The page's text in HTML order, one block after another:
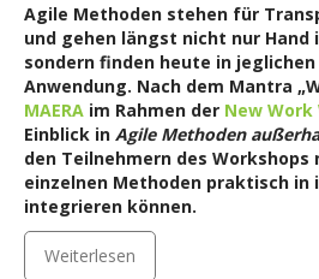
Agile Methoden stehen für
und gehen längst nicht nur Hand
sondern finden heute in jeglichen
Anwendung. Nach dem Mantra
MAERA im Rahmen der New Work
Einblick in Agile Methoden
den Teilnehmern des Workshops
einzelnen Methoden praktisch
integrieren können.
Weiterlesen